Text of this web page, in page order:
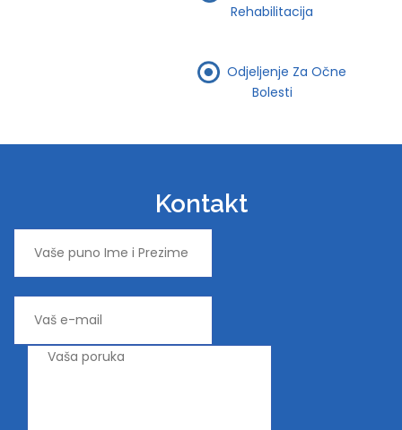
Rehabilitacija
Odjeljenje Za Očne
Bolesti
Kontakt